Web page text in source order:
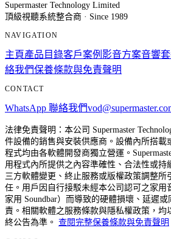
Supermaster Technology Limited
頂級視聽系統整合商 · Since 1989
NAVIGATION
主頁產品目錄客戶案例 影音方案音響
絡我們保養條款與免責聲明
CONTACT
WhatsApp 聯絡我們
法律免責聲明：本公司 Supermaster
件設備的銷售與安裝供應商。設備內所搭載
程式均由各軟體開發商獨立營運。
用程式內所提供之內容準確性、合法性或持
三方軟體變更、終止服務或版權政策調整所
任。用戶因自行接駁未經本公司認可之家用
家用 Soundbar）而導致的硬體損壞、延遲
責。相關軟體之服務條款與隱私權政策，均
終公告為準。 查閱完整保養條款與免責聲明